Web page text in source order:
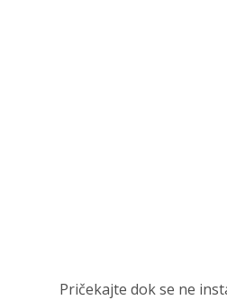
Pričekajte dok se ne